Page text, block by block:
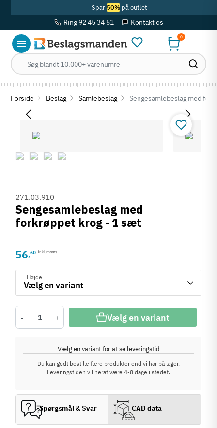
Spar 50%på outlet
Ring 92 45 34 51 Kontakt os
0
Forside Beslag Samlebeslag Sengesamlebeslag med
271.03.910
Sengesamlebeslag med
forkrøppet krog - 1 sæt
56,60 Inkl. moms
Højde
- + Vælg en variant
Vælg en variant for at se leveringstid
Du kan godt bestille flere produkter end vi har på lager.
Leveringstiden vil heraf være 4-8 dage i stedet.
Spørgsmål & Svar CAD data